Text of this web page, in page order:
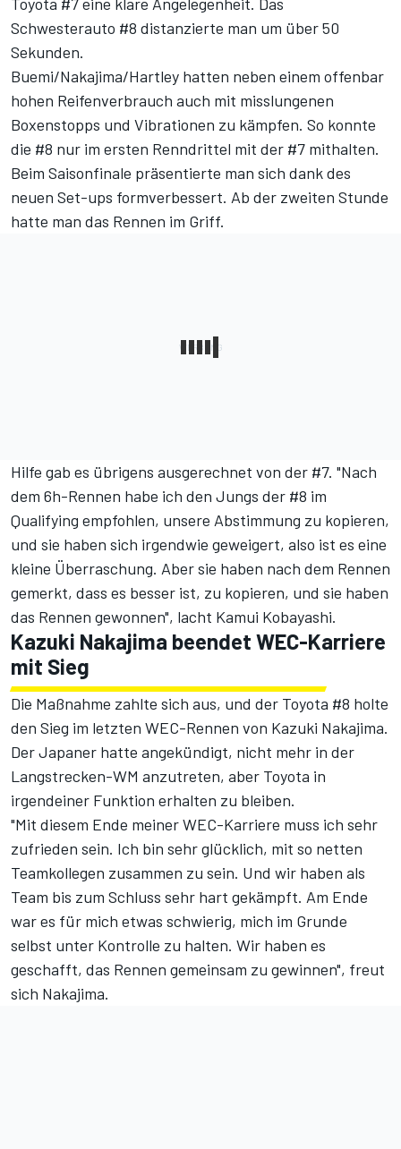
Schwesterauto #8 distanzierte man um über 50
Sekunden.
Buemi/Nakajima/Hartley hatten neben einem offenbar
hohen Reifenverbrauch auch mit misslungenen
Boxenstopps und Vibrationen zu kämpfen. So konnte
die #8 nur im ersten Renndrittel mit der #7 mithalten.
Beim Saisonfinale präsentierte man sich dank des
neuen Set-ups formverbessert. Ab der zweiten Stunde
hatte man das Rennen im Griff.
Hilfe gab es übrigens ausgerechnet von der #7. "Nach
dem 6h-Rennen habe ich den Jungs der #8 im
Qualifying empfohlen, unsere Abstimmung zu kopieren,
und sie haben sich irgendwie geweigert, also ist es eine
kleine Überraschung. Aber sie haben nach dem Rennen
gemerkt, dass es besser ist, zu kopieren, und sie haben
das Rennen gewonnen", lacht Kamui Kobayashi.
Kazuki Nakajima beendet WEC-Karriere
mit Sieg
Die Maßnahme zahlte sich aus, und der Toyota #8 holte
den Sieg im letzten WEC-Rennen von Kazuki Nakajima.
Der Japaner hatte angekündigt, nicht mehr in der
Langstrecken-WM anzutreten, aber Toyota in
irgendeiner Funktion erhalten zu bleiben.
"Mit diesem Ende meiner WEC-Karriere muss ich sehr
zufrieden sein. Ich bin sehr glücklich, mit so netten
Teamkollegen zusammen zu sein. Und wir haben als
Team bis zum Schluss sehr hart gekämpft. Am Ende
war es für mich etwas schwierig, mich im Grunde
selbst unter Kontrolle zu halten. Wir haben es
geschafft, das Rennen gemeinsam zu gewinnen", freut
sich Nakajima.